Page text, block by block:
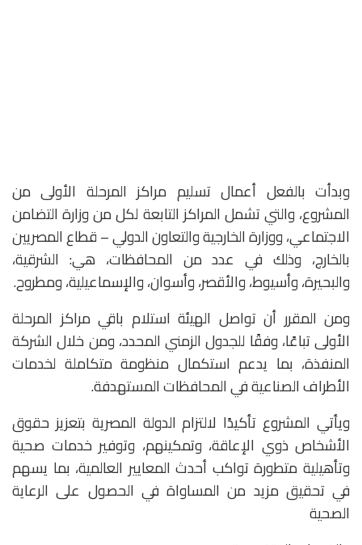
وبدأت بالفعل أعمال تسليم مراكز المرحلة الأولى من
المشروع، والتي تشمل المراكز التابعة لكل من وزارة التضامن
الاجتماعي، ووزارة الخارجية والتعاون الدولي – قطاع المصريين
بالخارج، وذلك في عدد من المحافظات، هي: الشرقية،
والبحيرة، وأسيوط، والأقصر، وأسوان، والإسماعيلية، ومطروح.
ومن المقرر أن تواصل الهيئة استلام باقي مراكز المرحلة
الأولى تباعًا، وفقًا للجدول الزمني المحدد، ومن خلال الشركة
المنفذة، بما يدعم استكمال منظومة متكاملة لخدمات
الأطراف الصناعية في المحافظات المستهدفة.
ويأتي المشروع تأكيدًا لالتزام الدولة المصرية بتعزيز حقوق
الأشخاص ذوي الإعاقة، وتمكينهم، وتوفير خدمات صحية
وتأهيلية متطورة تواكب أحدث المعايير العالمية، بما يسهم
في تحقيق مزيد من المساواة في الحصول على الرعاية
الصحية